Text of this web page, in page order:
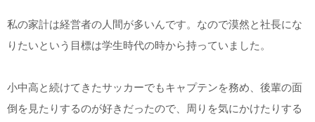
私の家計は経営者の人間が多いんです。なので漠然と社長にな
りたいという目標は学生時代の時から持っていました。
小中高と続けてきたサッカーでもキャプテンを務め、後輩の面
倒を見たりするのが好きだったので、周りを気にかけたりする